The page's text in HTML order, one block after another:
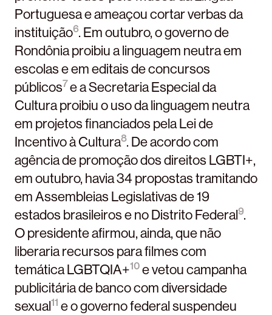
Portuguesa e ameaçou cortar verbas da
instituição6. Em outubro, o governo de
Rondônia proibiu a linguagem neutra em
escolas e em editais de concursos
públicos7 e a Secretaria Especial da
Cultura proibiu o uso da linguagem neutra
em projetos financiados pela Lei de
Incentivo à Cultura8. De acordo com
agência de promoção dos direitos LGBTI+,
em outubro, havia 34 propostas tramitando
em Assembleias Legislativas de 19
estados brasileiros e no Distrito Federal9.
O presidente afirmou, ainda, que não
liberaria recursos para filmes com
temática LGBTQIA+10 e vetou campanha
publicitária de banco com diversidade
sexual11 e o governo federal suspendeu